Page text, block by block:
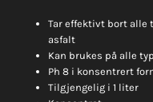
Tar effektivt bort alle
asfalt
Kan brukes på alle
Ph 8 i konsentrert
Tilgjengelig i 1 liter